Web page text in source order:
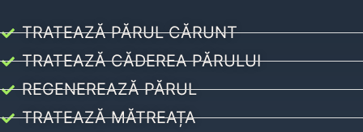
TRATEAZĂ PĂRUL CĂRUNT
TRATEAZĂ CĂDEREA PĂRULUI
REGENEREAZĂ PĂRUL
TRATEAZĂ MĂTREAȚA